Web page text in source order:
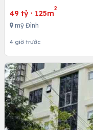
49 tỷ · 125m
2
mỹ Đình
4 giờ trước